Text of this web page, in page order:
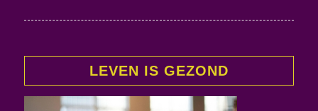
LEVEN IS GEZOND